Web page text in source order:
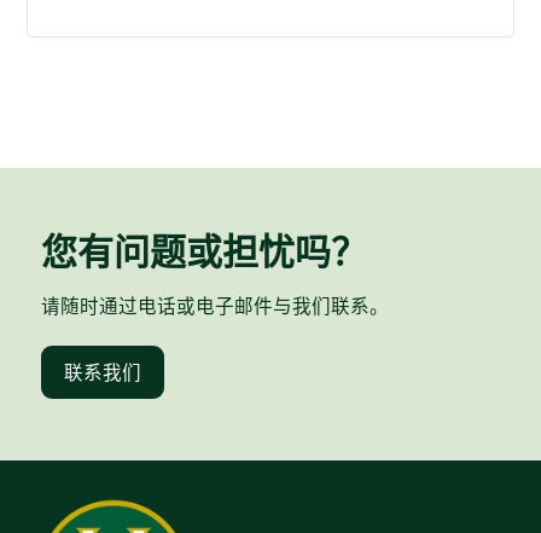
您有问题或担忧吗？
请随时通过电话或电子邮件与我们联系。
联系我们